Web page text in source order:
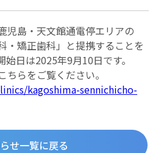
児島・天文館通電停エリアの
・矯正歯科」と提携することを
日は2025年9月10日です。
ちらをご覧ください。
kagoshima-sennichicho-
せ一覧に戻る